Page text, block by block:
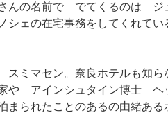
んの名前で でてくるのは ジ
ェの在宅事務をしてくれてい
ミマセン。奈良ホテルも知ら
や アインシュタイン博士 ヘ
られたことのあるの由緒ある